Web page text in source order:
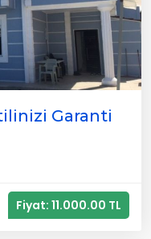
Garanti
Fiyat: 11.000.00 TL